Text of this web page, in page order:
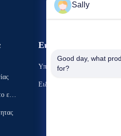
εργ
Εκδηλώσεις
Υποθέσεις
Ειδήσεις
Sally
Good day, what
for?